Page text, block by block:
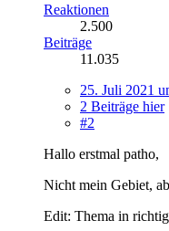
Reaktionen
2.500
Beiträge
11.035
25. Juli 2021
2 Beiträge hier
#2
Hallo erstmal patho,
Nicht mein Gebiet,
Edit: Thema in